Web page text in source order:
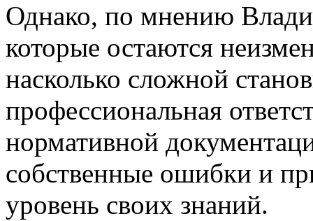
Однако, по мнению
которые остаются
насколько сложной
профессиональная
нормативной
собственные ошибки и
уровень своих знаний.